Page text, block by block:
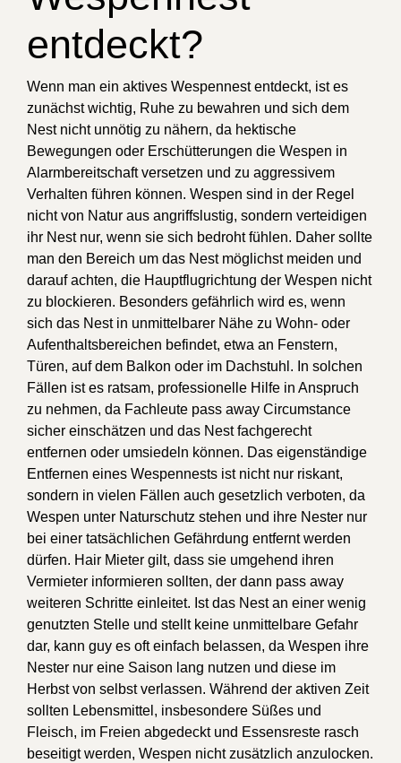
entdeckt?
Wenn man ein aktives Wespennest entdeckt, ist es
zunächst wichtig, Ruhe zu bewahren und sich dem
Nest nicht unnötig zu nähern, da hektische
Bewegungen oder Erschütterungen die Wespen in
Alarmbereitschaft versetzen und zu aggressivem
Verhalten führen können. Wespen sind in der Regel
nicht von Natur aus angriffslustig, sondern verteidigen
ihr Nest nur, wenn sie sich bedroht fühlen. Daher sollte
man den Bereich um das Nest möglichst meiden und
darauf achten, die Hauptflugrichtung der Wespen nicht
zu blockieren. Besonders gefährlich wird es, wenn
sich das Nest in unmittelbarer Nähe zu Wohn- oder
Aufenthaltsbereichen befindet, etwa an Fenstern,
Türen, auf dem Balkon oder im Dachstuhl. In solchen
Fällen ist es ratsam, professionelle Hilfe in Anspruch
zu nehmen, da Fachleute pass away Circumstance
sicher einschätzen und das Nest fachgerecht
entfernen oder umsiedeln können. Das eigenständige
Entfernen eines Wespennests ist nicht nur riskant,
sondern in vielen Fällen auch gesetzlich verboten, da
Wespen unter Naturschutz stehen und ihre Nester nur
bei einer tatsächlichen Gefährdung entfernt werden
dürfen. Hair Mieter gilt, dass sie umgehend ihren
Vermieter informieren sollten, der dann pass away
weiteren Schritte einleitet. Ist das Nest an einer wenig
genutzten Stelle und stellt keine unmittelbare Gefahr
dar, kann guy es oft einfach belassen, da Wespen ihre
Nester nur eine Saison lang nutzen und diese im
Herbst von selbst verlassen. Während der aktiven Zeit
sollten Lebensmittel, insbesondere Süßes und
Fleisch, im Freien abgedeckt und Essensreste rasch
beseitigt werden, Wespen nicht zusätzlich anzulocken.